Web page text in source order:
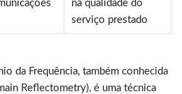
na qualidade do
serviço prestado
da Frequência, também conhecida
Reflectometry), é uma técnica